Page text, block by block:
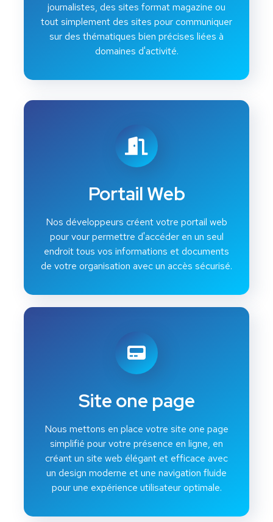
journalistes, des sites format magazine ou
tout simplement des sites pour communiquer
sur des thématiques bien précises liées à
domaines d'activité.
Portail Web
Nos développeurs créent votre portail web
pour vour permettre d'accéder en un seul
endroit tous vos informations et documents
de votre organisation avec un accès sécurisé.
Site one page
Nous mettons en place votre site one page
simplifié pour votre présence en ligne, en
créant un site web élégant et efficace avec
un design moderne et une navigation fluide
pour une expérience utilisateur optimale.